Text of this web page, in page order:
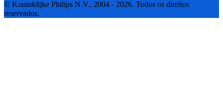
© Koninklijke Philips N.V., 2004 - 2026. Todos os direitos
reservados.